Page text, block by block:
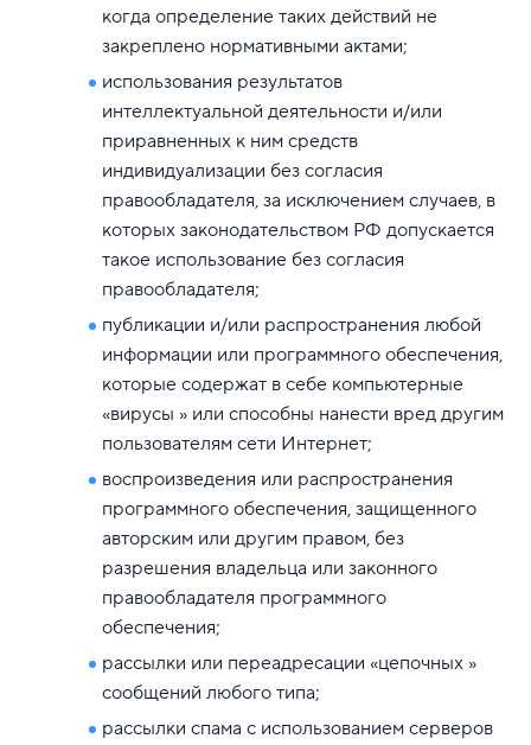
когда определение таких действий не
закреплено нормативными актами;
использования результатов
интеллектуальной деятельности и/или
приравненных к ним средств
индивидуализации без согласия
правообладателя, за исключением случаев, в
которых законодательством РФ допускается
такое использование без согласия
правообладателя;
публикации и/или распространения любой
информации или программного обеспечения,
которые содержат в себе компьютерные
«вирусы » или способны нанести вред другим
пользователям сети Интернет;
воспроизведения или распространения
программного обеспечения, защищенного
авторским или другим правом, без
разрешения владельца или законного
правообладателя программного
обеспечения;
рассылки или переадресации «цепочных »
сообщений любого типа;
рассылки спама с использованием серверов